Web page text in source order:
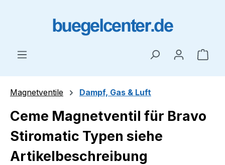
Magnetventile Dampf, Gas & Luft
Ceme Magnetventil für Bravo
Stiromatic Typen siehe
Artikelbeschreibung